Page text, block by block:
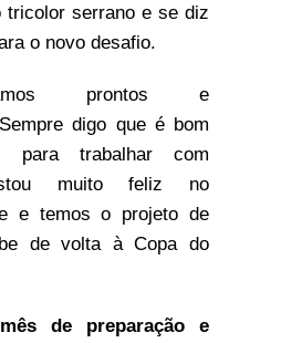
tricolor serrano e se diz
o novo desafio.
prontos e
digo que é bom
para trabalhar com
muito feliz no
e temos o projeto de
de volta à Copa do
de preparação e